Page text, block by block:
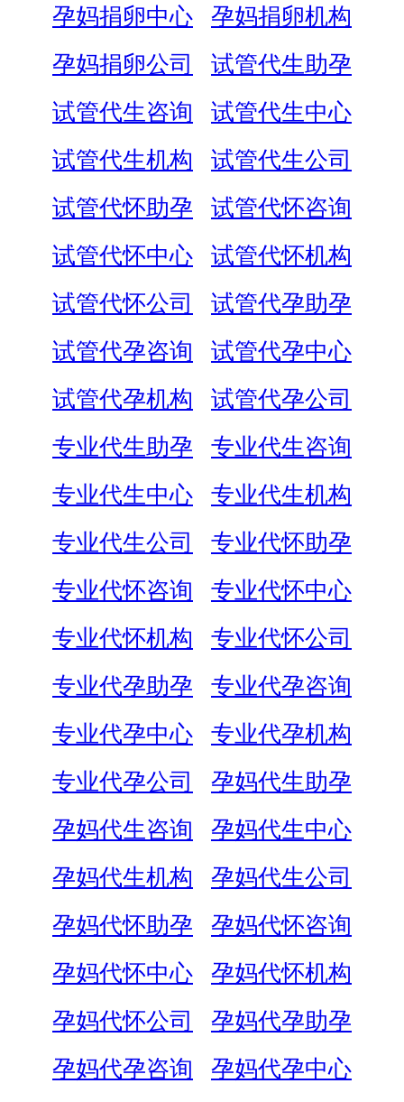
孕妈捐卵中心
孕妈捐卵机构
孕妈捐卵公司
试管代生助孕
试管代生咨询
试管代生中心
试管代生机构
试管代生公司
试管代怀助孕
试管代怀咨询
试管代怀中心
试管代怀机构
试管代怀公司
试管代孕助孕
试管代孕咨询
试管代孕中心
试管代孕机构
试管代孕公司
专业代生助孕
专业代生咨询
专业代生中心
专业代生机构
专业代生公司
专业代怀助孕
专业代怀咨询
专业代怀中心
专业代怀机构
专业代怀公司
专业代孕助孕
专业代孕咨询
专业代孕中心
专业代孕机构
专业代孕公司
孕妈代生助孕
孕妈代生咨询
孕妈代生中心
孕妈代生机构
孕妈代生公司
孕妈代怀助孕
孕妈代怀咨询
孕妈代怀中心
孕妈代怀机构
孕妈代怀公司
孕妈代孕助孕
孕妈代孕咨询
孕妈代孕中心